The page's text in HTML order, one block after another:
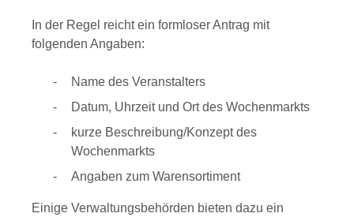
In der Regel reicht ein formloser Antrag mit
folgenden Angaben:
Name des Veranstalters
Datum, Uhrzeit und Ort des Wochenmarkts
kurze Beschreibung/Konzept des
Wochenmarkts
Angaben zum Warensortiment
Einige Verwaltungsbehörden bieten dazu ein